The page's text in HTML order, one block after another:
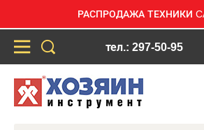
РАСПРОДАЖА ТЕХНИКИ
тел.: 297-50-95